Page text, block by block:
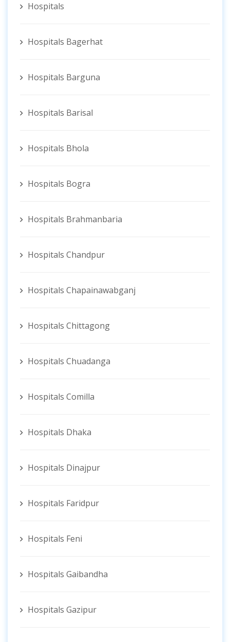
Hospitals
Hospitals Bagerhat
Hospitals Barguna
Hospitals Barisal
Hospitals Bhola
Hospitals Bogra
Hospitals Brahmanbaria
Hospitals Chandpur
Hospitals Chapainawabganj
Hospitals Chittagong
Hospitals Chuadanga
Hospitals Comilla
Hospitals Dhaka
Hospitals Dinajpur
Hospitals Faridpur
Hospitals Feni
Hospitals Gaibandha
Hospitals Gazipur